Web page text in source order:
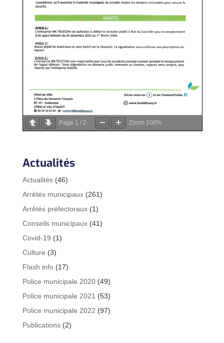
Page 1 / 2 Zoom 100%
Actualités
Actualités(46)
Arrêtés municipaux(261)
Arrêtés préfectoraux(1)
Conseils municipaux(41)
Covid-19 (1)
Culture (3)
Flash info(17)
Police municipale 2020(49)
Police municipale 2021 (53)
Police municipale 2022 (97)
Publications(2)